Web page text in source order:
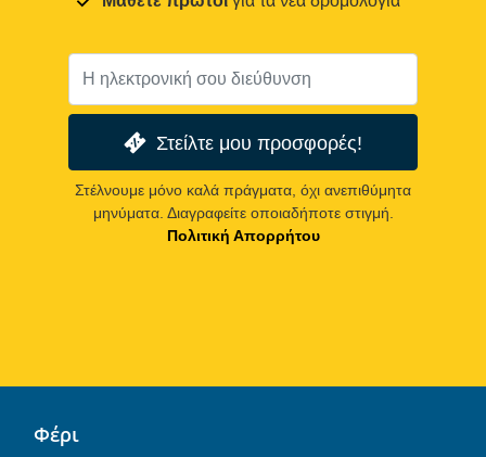
Στείλτε μου προσφορές!
Στέλνουμε μόνο καλά πράγματα, όχι ανεπιθύμητα
μηνύματα. Διαγραφείτε οποιαδήποτε στιγμή.
Πολιτική Απορρήτου
Φέρι